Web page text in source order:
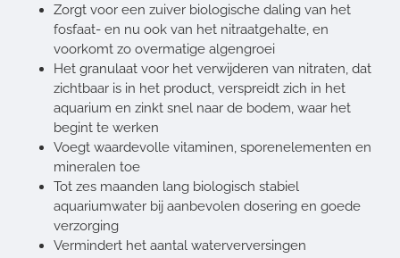
Zorgt voor een zuiver biologische daling van het
fosfaat- en nu ook van het nitraatgehalte, en
voorkomt zo overmatige algengroei
Het granulaat voor het verwijderen van nitraten, dat
zichtbaar is in het product, verspreidt zich in het
aquarium en zinkt snel naar de bodem, waar het
begint te werken
Voegt waardevolle vitaminen, sporenelementen en
mineralen toe
Tot zes maanden lang biologisch stabiel
aquariumwater bij aanbevolen dosering en goede
verzorging
Vermindert het aantal waterverversingen